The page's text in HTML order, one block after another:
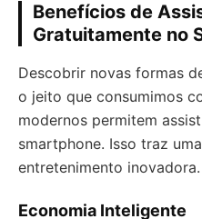
Benefícios de
Gratuitamente no
Descobrir novas formas
o jeito que consumimos
modernos permitem
smartphone. Isso traz
entretenimento inovadora.
Economia Inteligente